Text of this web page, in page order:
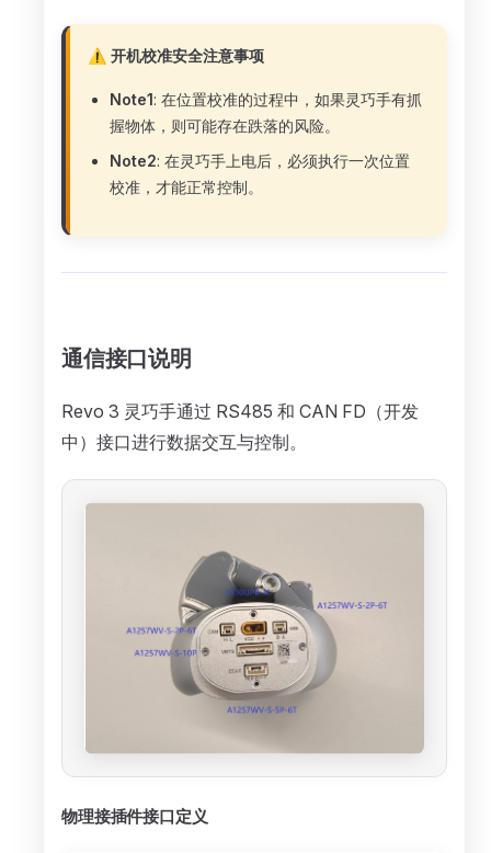
⚠️ 开机校准安全注意事项
Note1: 在位置校准的过程中，如果灵巧手有抓
握物体，则可能存在跌落的风险。
Note2: 在灵巧手上电后，必须执行一次位置
校准，才能正常控制。
通信接口说明
Revo 3 灵巧手通过 RS485 和 CAN FD（开发
中）接口进行数据交互与控制。
物理接插件接口定义